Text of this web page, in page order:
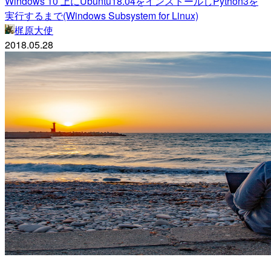
実行するまで(Windows Subsystem for Linux)
梶原大使
2018.05.28